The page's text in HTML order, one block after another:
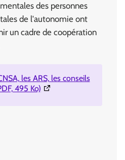
des personnes
de l'autonomie ont
un cadre de coopération
les ARS, les conseils
495 Ko)(Ouverture dans une